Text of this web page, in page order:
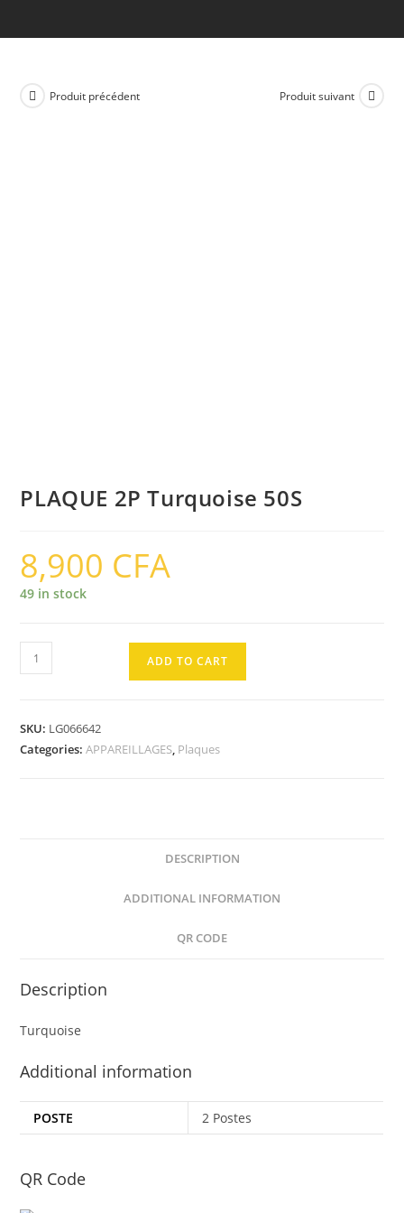
Produit précédent Produit suivant
PLAQUE 2P Turquoise 50S
8,900 CFA
49 in stock
PLAQUE
2P
quantity
ADD TO CART
SKU: LG066642
Categories:APPAREILLAGES, Plaques
DESCRIPTION
ADDITIONAL INFORMATION
QR CODE
Description
Turquoise
Additional information
POSTE 2 Postes
QR Code